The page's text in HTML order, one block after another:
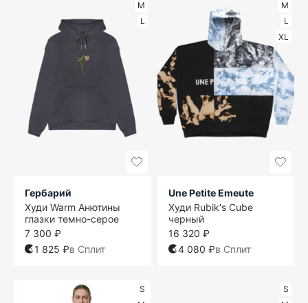
M
L
Гербарий
Худи Warm Анютины
глазки темно-серое
7 300 ₽
1 825 ₽в Сплит
M
L
XL
Une Petite Emeute
Худи Rubik's Cube
черный
16 320 ₽
4 080 ₽в Сплит
S
S